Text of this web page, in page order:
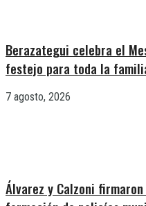
Berazategui celebra el
festejo para toda la
7 agosto, 2026
Álvarez y Calzoni